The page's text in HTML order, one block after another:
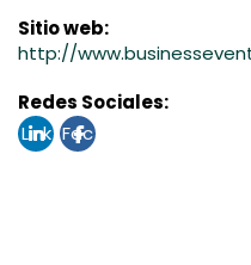
Sitio web:
http://
Redes Sociales:
Link Fac